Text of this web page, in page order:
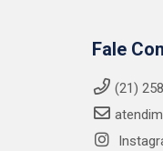
Fale
(21)